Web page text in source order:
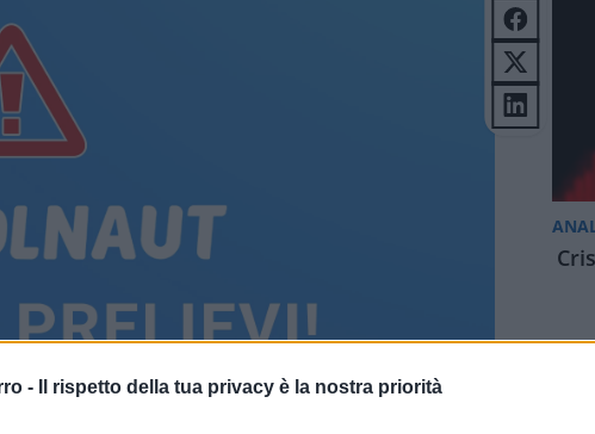
- Il rispetto della tua privacy è la nostra priorità